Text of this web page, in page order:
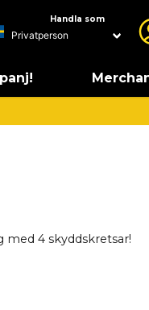
Handla som
4 skyddskretsar!